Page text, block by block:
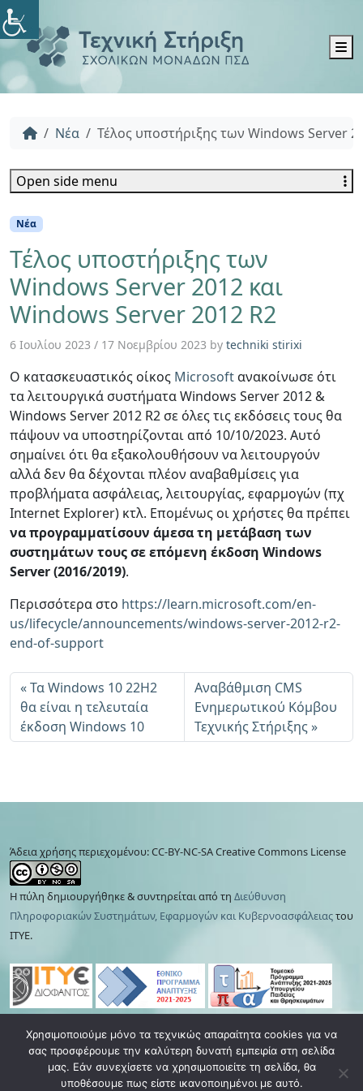
Νέα Τέλος υποστήριξης των Windows Server
Νέα
Τέλος υποστήριξης των
Windows Server 2012 και
Windows Server 2012 R2
6 Ιουλίου 2023 / 17 Νοεμβρίου 2023 by techniki stirixi
Ο κατασκευαστικός οίκος Microsoftανακοίνωσε ότι
τα λειτουργικά συστήματα Windows Server 2012 &
Windows Server 2012 R2 σε όλες τις εκδόσεις τους θα
πάψουν να υποστηρίζονται από 10/10/2023. Αυτό
σημαίνει ότι θα εξακολουθήσουν να λειτουργούν
αλλά δεν θα δέχονται πλέον αναβαθμίσεις για
προβλήματα ασφάλειας, λειτουργίας, εφαρμογών (πχ
Internet Explorer) κτλ. Επομένως οι χρήστες θα πρέπει
να προγραμματίσουν άμεσα τη μετάβαση των
συστημάτων τους σε επόμενη έκδοση Windows
Server (2016/2019).
Περισσότερα στο https://learn.microsoft.com/en-
us/lifecycle/announcements/windows-server-2012-r2-
end-of-support
Τα Windows 10 22H2
θα είναι η τελευταία
έκδοση Windows 10
Αναβάθμιση CMS
Ενημερωτικού Κόμβου
Τεχνικής Στήριξης
Open side menu
Άδεια χρήσης περιεχομένου: CC-BY-NC-SA Creative Commons License
Η πύλη δημιουργήθηκε & συντηρείται από τη Διεύθυνση
Πληροφοριακών Συστημάτων, Εφαρμογών και Κυβερνοασφάλειαςτου
ΙΤΥΕ.
Πολιτική απορρήτου|Όροι χρήσης|Cookies|
Ανάκληση συγκατάθεσης
Χρησιμοποιούμε μόνο τα τεχνικώς απαραίτητα cookies για να
σας προσφέρουμε την καλύτερη δυνατή εμπειρία στη σελίδα
μας. Εάν συνεχίσετε να χρησιμοποιείτε τη σελίδα, θα
υποθέσουμε πως είστε ικανοποιημένοι με αυτό.